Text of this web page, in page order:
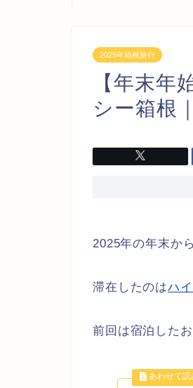
2025年箱根旅行
【年末年
シー箱根
2025年の年末か
滞在したのはハ
前回は宿泊した